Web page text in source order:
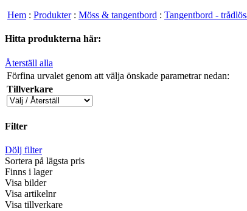
Hem : Produkter: Möss & tangentbord : Tangentbord -
Hitta produkterna här:
Återställ alla
Förfina urvalet genom att välja önskade parametrar nedan:
Tillverkare
Filter
Dölj filter
Sortera på lägsta pris
Finns i lager
Visa bilder
Visa artikelnr
Visa tillverkare